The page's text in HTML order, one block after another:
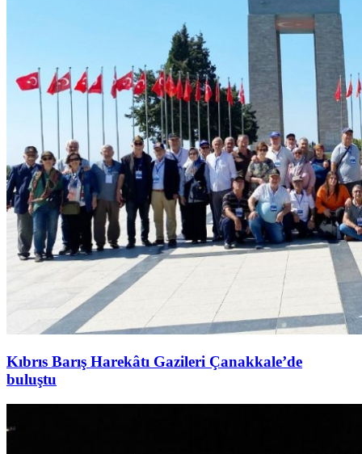
Kıbrıs Barış Harekâtı Gazileri Çanakkale’de
buluştu